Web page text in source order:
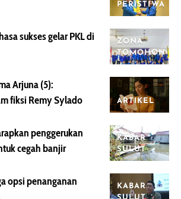
PERISTIWA
ZONA
TOMOHON
sukses gelar PKL di
ARTIKEL
Arjuna (5):
fiksi Remy Sylado
KABAR
SULUT
penggerukan
cegah banjir
KABAR
opsi penanganan